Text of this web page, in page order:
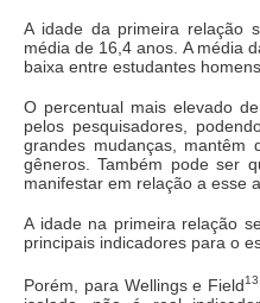
A idade da primeira relação
média de 16,4 anos. A média
baixa entre estudantes homens.
O percentual mais elevado
pelos pesquisadores,
grandes mudanças, mantêm
gêneros. Também pode ser
manifestar em relação a esse
A idade na primeira relação
principais indicadores para o
Porém, para Wellings e Field13